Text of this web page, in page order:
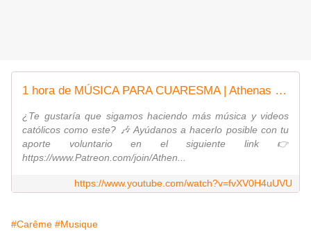
1 hora de MÚSICA PARA CUARESMA | Athenas - Música católica
¿Te gustaría que sigamos haciendo más música y videos
católicos como este? 🎶 Ayúdanos a hacerlo posible con tu
aporte voluntario en el siguiente link 👉
https://www.Patreon.com/join/Athen...
https://www.youtube.com/watch?v=fvXV0H4uUVU
#Carême #Musique